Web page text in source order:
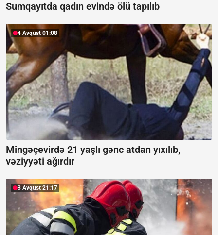
Sumqayıtda qadın evində ölü tapılıb
4 Avqust 01:08
Mingəçevirdə 21 yaşlı gənc atdan yıxılıb,
vəziyyəti ağırdır
3 Avqust 21:17